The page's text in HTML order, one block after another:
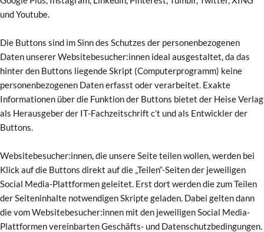
und Youtube.
Die Buttons sind im Sinn des Schutzes der personenbezogenen
Daten unserer Websitebesucher:innen ideal ausgestaltet, da das
hinter den Buttons liegende Skript (Computerprogramm) keine
personenbezogenen Daten erfasst oder verarbeitet. Exakte
Informationen über die Funktion der Buttons bietet der Heise Verlag
als Herausgeber der IT-Fachzeitschrift c’t und als Entwickler der
Buttons.
Websitebesucher:innen, die unsere Seite teilen wollen, werden bei
Klick auf die Buttons direkt auf die „Teilen“-Seiten der jeweiligen
Social Media-Plattformen geleitet. Erst dort werden die zum Teilen
der Seiteninhalte notwendigen Skripte geladen. Dabei gelten dann
die vom Websitebesucher:innen mit den jeweiligen Social Media-
Plattformen vereinbarten Geschäfts- und Datenschutzbedingungen.